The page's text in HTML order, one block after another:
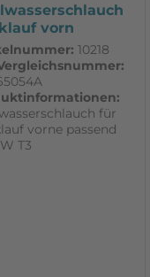
vorn
für VW T3
10218
für
vorne passend
T3